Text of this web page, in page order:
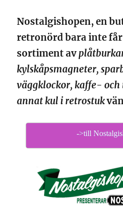
Nostalgishopen, en
retronörd bara inte
sortiment av
kylskåpsmagneter,
väggklockor, kaffe- och
annat kul i retrostuk
->till